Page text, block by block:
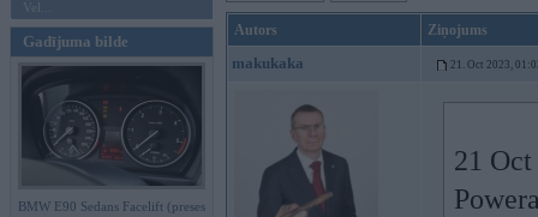
Vel...
Gadījuma bilde
BMW E90 Sedans Facelift (preses
Autors Ziņojums
makukaka 21. Oct 2023,
21